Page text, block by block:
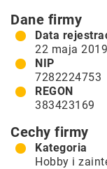
Dane firmy
Data
22 maja 2019
NIP
7282224753
REGON
383423169
Cechy firmy
Kategoria
Hobby i